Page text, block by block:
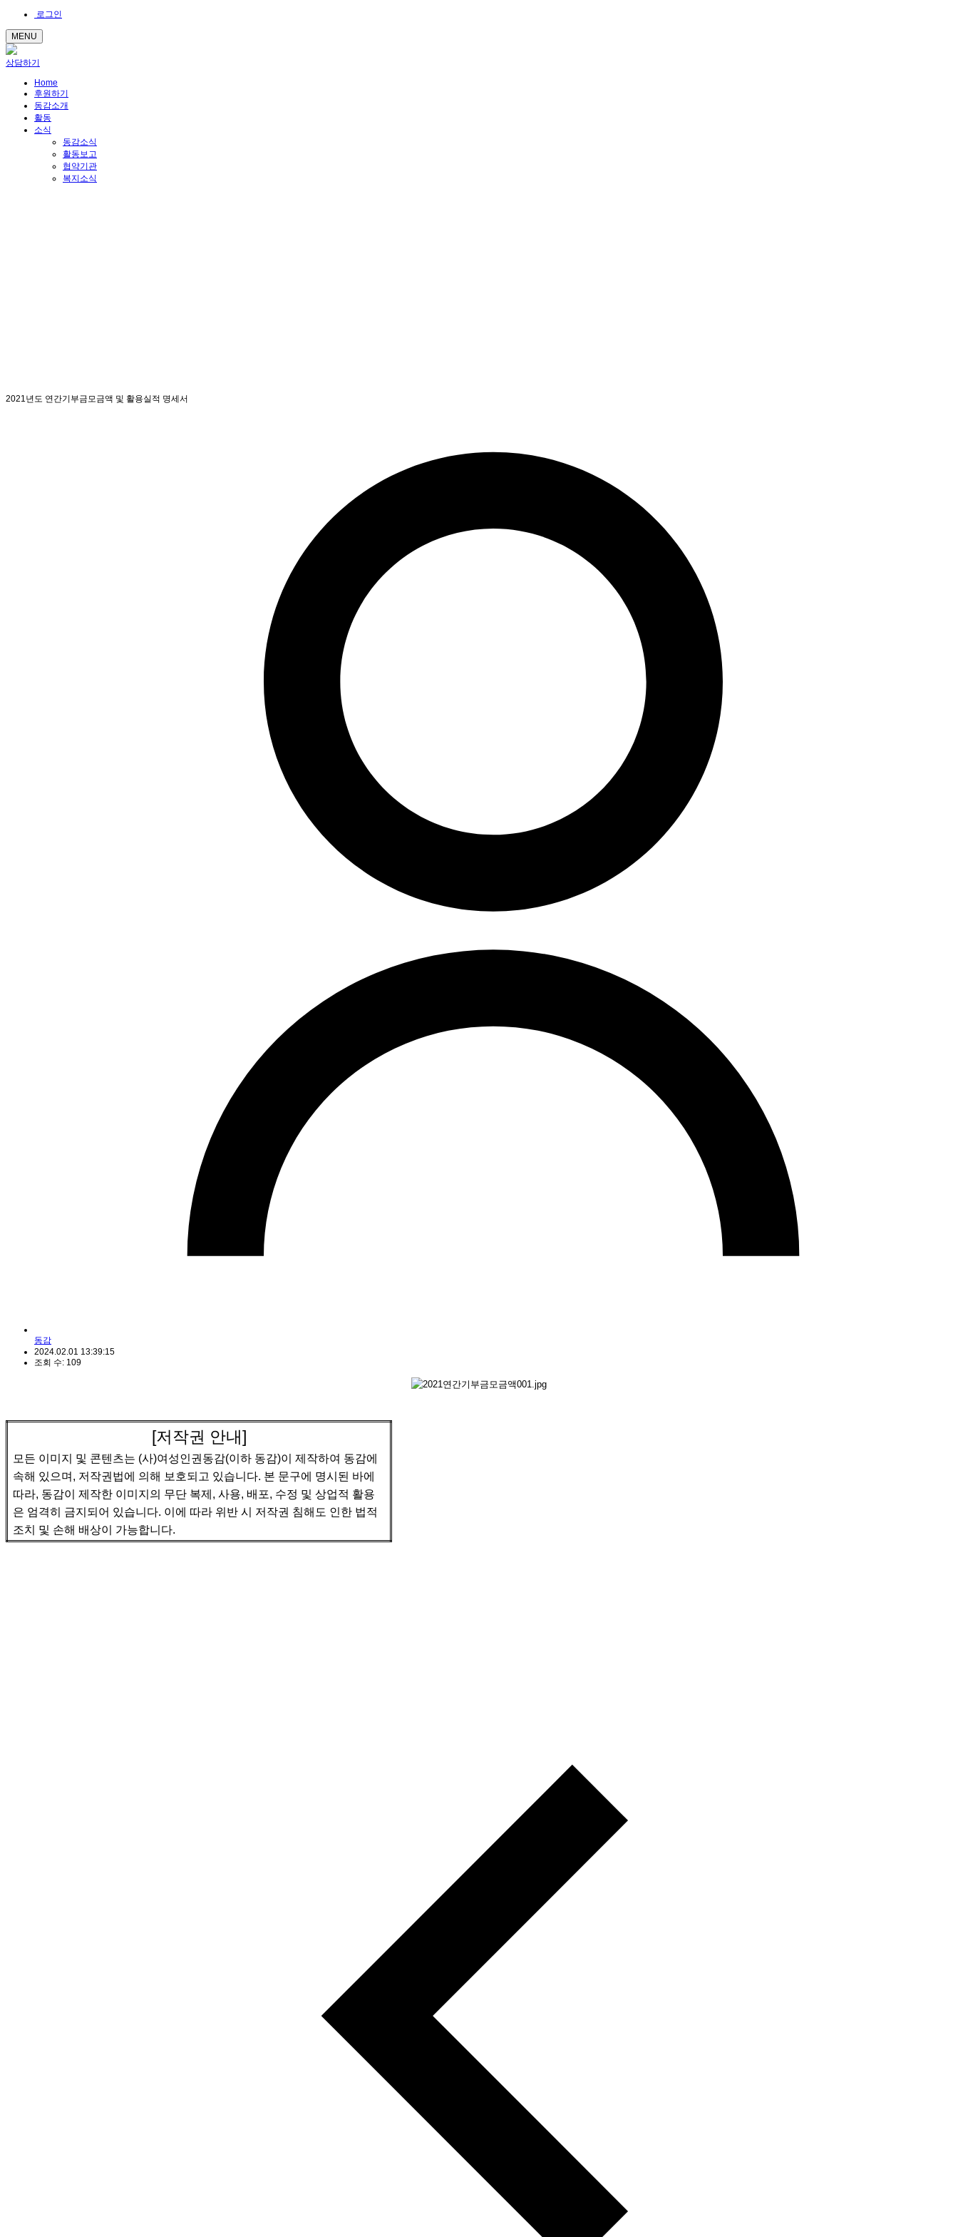
로그인
MENU
상담하기
Home
후원하기
동감소개
활동
소식
동감소식
활동보고
협약기관
복지소식
2021년도 연간기부금모금액 및 활용실적 명세서
동감
2024.02.01 13:39:15
조회 수: 109
[저작권 안내]
모든 이미지 및 콘텐츠는 (사)여성인권동감(이하 동감)이 제작하여 동감에
속해 있으며 , 저작권법에 의해 보호되고 있습니다. 본 문구에 명시된 바에
따라, 동감이 제작한 이미지의 무단 복제 , 사용, 배포, 수정 및 상업적 활용
은 엄격히 금지되어 있습니다. 이에 따라 위반 시 저작권 침해도 인한 법적
조치 및 손해 배상이 가능합니다.